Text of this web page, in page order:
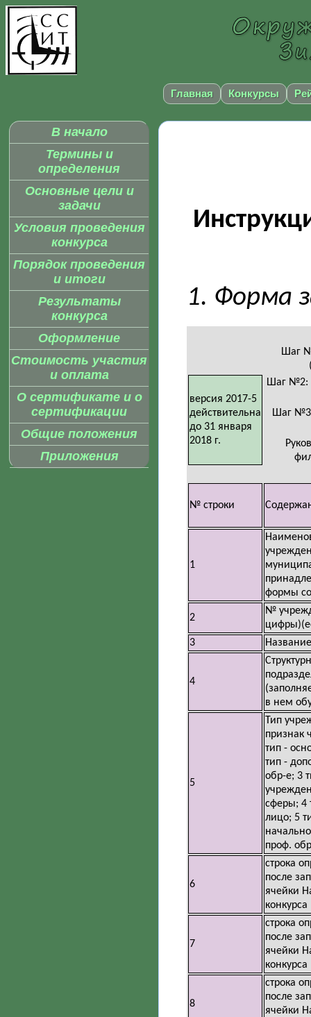
Главная Конкурсы
В начало
Термины и
определения
Основные цели и
задачи
Условия проведения
конкурса
Порядок проведения
и итоги
Результаты
конкурса
Оформление
Стоимость участия
и оплата
О сертификате и о
сертификации
Общие положения
Приложения
1. Форма
Шаг
версия 2017-5
действительна
до 31 января
2018 г.
Шаг №2:
Шаг
№ строки
1
формы
2
№
3
4
в нем
5
Тип
признак
тип -
тип -
обр-е; 3
сферы; 4
лицо; 5
проф.
6
строка
после
ячейки
конкурса
7
строка
после
ячейки
конкурса
8
строка
после
ячейки